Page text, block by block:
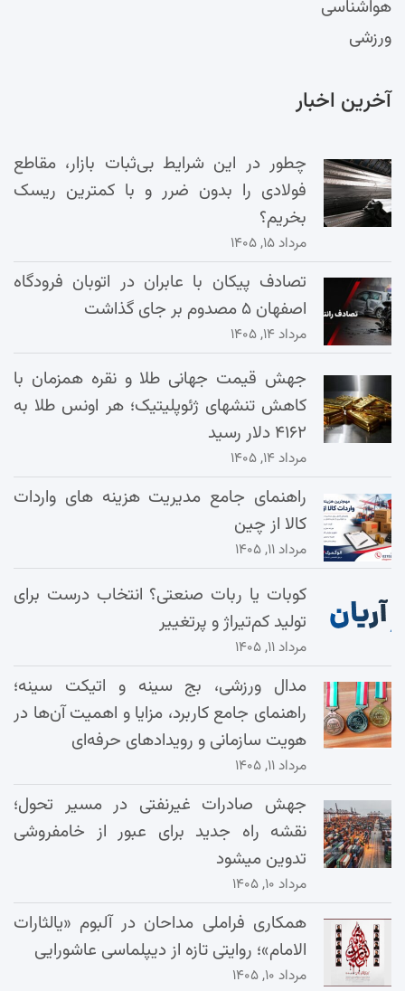
هواشناسی
ورزشی
آخرین اخبار
چطور در این شرایط بی‌ثبات بازار، مقاطع
فولادی را بدون ضرر و با کمترین ریسک
بخریم؟
مرداد ۱۵, ۱۴۰۵
تصادف پیکان با عابران در اتوبان فرودگاه
اصفهان ۵ مصدوم بر جای گذاشت
مرداد ۱۴, ۱۴۰۵
جهش قیمت جهانی طلا و نقره همزمان با
کاهش تنشهای ژئوپلیتیک؛ هر اونس طلا به
۴۱۶۲ دلار رسید
مرداد ۱۴, ۱۴۰۵
راهنمای جامع مدیریت هزینه‌ های واردات
کالا از چین
مرداد ۱۱, ۱۴۰۵
کوبات یا ربات صنعتی؟ انتخاب درست برای
تولید کم‌تیراژ و پرتغییر
مرداد ۱۱, ۱۴۰۵
مدال ورزشی، بج سینه و اتیکت سینه؛
راهنمای جامع کاربرد، مزایا و اهمیت آن‌ها در
هویت سازمانی و رویدادهای حرفه‌ای
مرداد ۱۱, ۱۴۰۵
جهش صادرات غیرنفتی در مسیر تحول؛
نقشه راه جدید برای عبور از خامفروشی
تدوین میشود
مرداد ۱۰, ۱۴۰۵
همکاری فراملی مداحان در آلبوم «یالثارات
الامام»؛ روایتی تازه از دیپلماسی عاشورایی
مرداد ۱۰, ۱۴۰۵